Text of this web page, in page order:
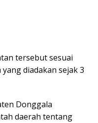
tersebut sesuai
diadakan sejak 3
Donggala
daerah tentang